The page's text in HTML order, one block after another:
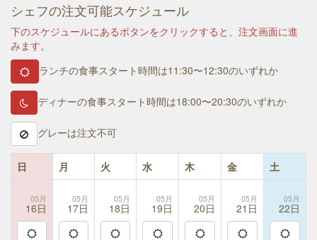
シェフの注文可能スケジュール
下のスケジュールにあるボタンをクリックすると、注文画面に進
みます。
ランチの食事スタート時間は11:30〜12:30のいずれか
ディナーの食事スタート時間は18:00〜20:30のいずれか
グレーは注文不可
日 月 火 水 木 金 土
05月
16日
05月
17日
05月
18日
05月
19日
05月
20日
05月
21日
05月
22日